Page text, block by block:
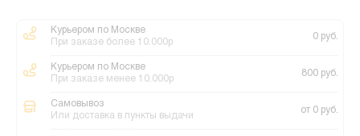
Курьером по Москве
При заказе более 10.000р
0 руб.
Курьером по Москве
При заказе менее 10.000р
800 руб.
Самовывоз
Или доставка в пункты выдачи
от 0 руб.